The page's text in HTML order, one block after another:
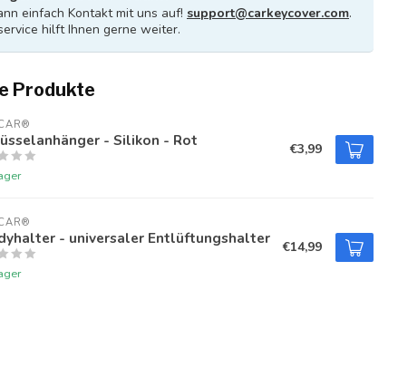
einfach Kontakt mit uns auf! support@carkeycover.com.
hilft Ihnen gerne weiter.
Produkte
- Silikon - Rot €3,99
- universaler Entlüftungshalter €14,99